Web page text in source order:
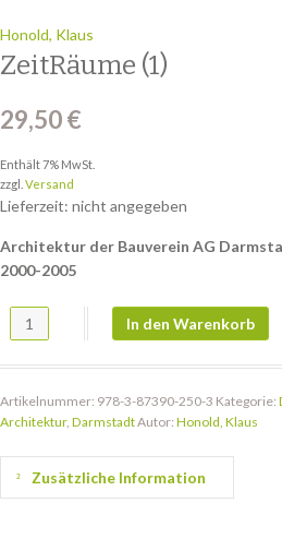
Honold, Klaus
ZeitRäume (1)
29,50€
Enthält 7% MwSt.
zzgl. Versand
Lieferzeit: nicht angegeben
Architektur der Bauverein AG
2000-2005
ZeitRäume (1) MengeIn den Warenkorb
Artikelnummer: 978-3-87390-250-3 Kategorie:
Architektur, DarmstadtAutor: Honold, Klaus
Zusätzliche Information